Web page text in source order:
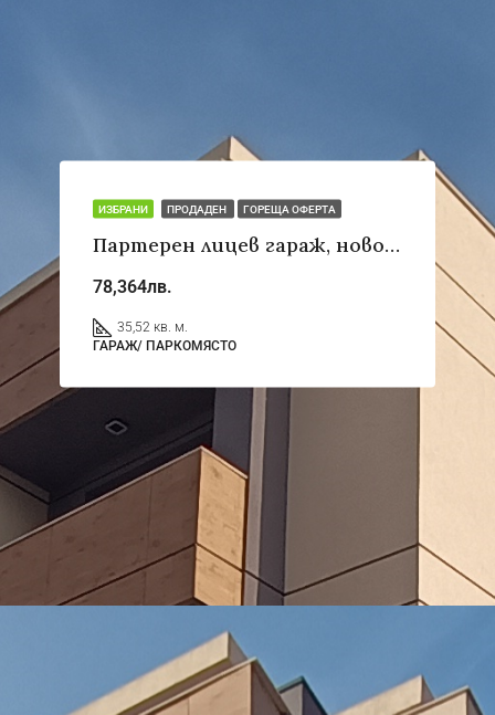
ИЗБРАНИ ПРОДАДЕН ГОРЕЩА ОФЕРТА
Партерен лицев гараж, ново строителство с Акт 16
78,364лв.
35,52 кв. м.
ГАРАЖ/ ПАРКОМЯСТО